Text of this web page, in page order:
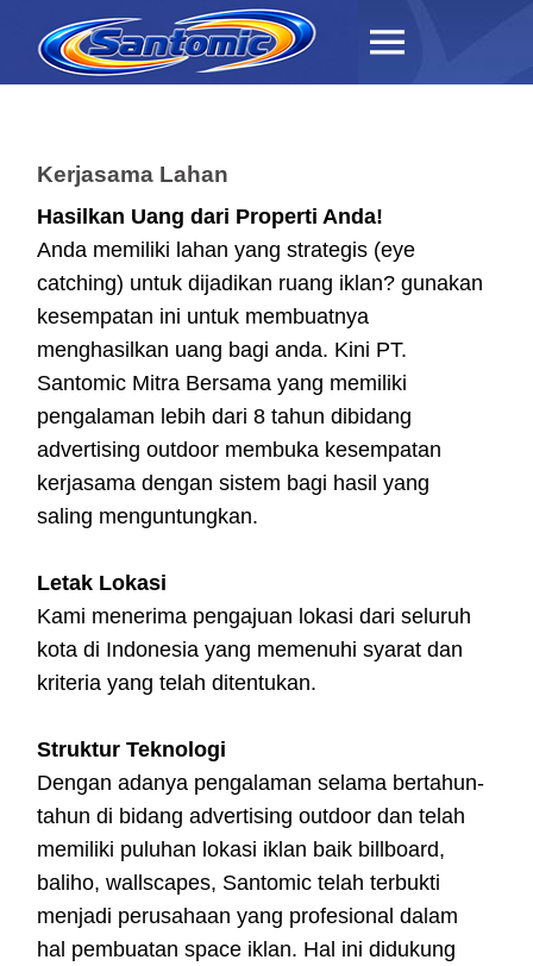
Kerjasama Lahan
Hasilkan Uang dari Properti Anda!
Anda memiliki lahan yang strategis (eye
catching) untuk dijadikan ruang iklan? gunakan
kesempatan ini untuk membuatnya
menghasilkan uang bagi anda. Kini PT.
Santomic Mitra Bersama yang memiliki
pengalaman lebih dari 8 tahun dibidang
advertising outdoor membuka kesempatan
kerjasama dengan sistem bagi hasil yang
saling menguntungkan.
Letak Lokasi
Kami menerima pengajuan lokasi dari seluruh
kota di Indonesia yang memenuhi syarat dan
kriteria yang telah ditentukan.
Struktur Teknologi
Dengan adanya pengalaman selama bertahun-
tahun di bidang advertising outdoor dan telah
memiliki puluhan lokasi iklan baik billboard,
baliho, wallscapes, Santomic telah terbukti
menjadi perusahaan yang profesional dalam
hal pembuatan space iklan. Hal ini didukung